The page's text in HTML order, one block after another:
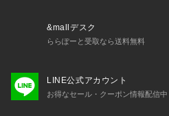
&mallデスク
ららぽーと受取なら送料無料
LINE公式アカウント
お得なセール・クーポン情報配信中